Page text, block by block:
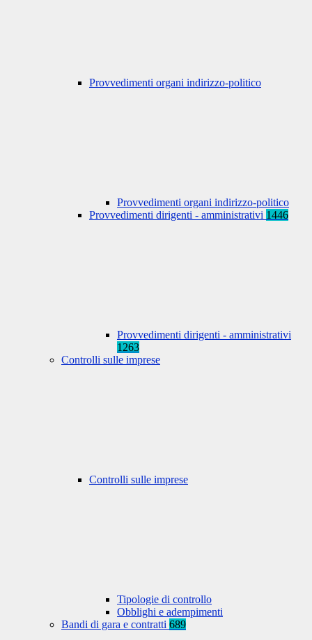
Provvedimenti organi indirizzo-politico
Provvedimenti organi indirizzo-politico
Provvedimenti dirigenti - amministrativi 1446
Provvedimenti dirigenti - amministrativi
1263
Controlli sulle imprese
Controlli sulle imprese
Tipologie di controllo
Obblighi e adempimenti
Bandi di gara e contratti 689